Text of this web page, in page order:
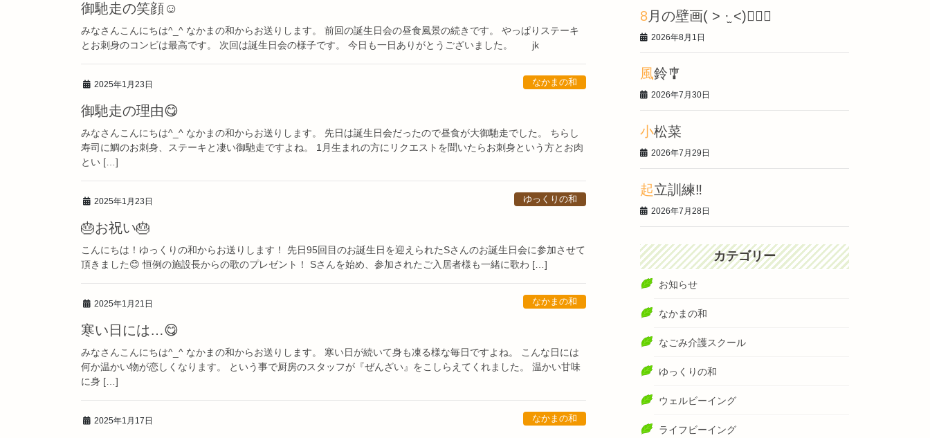
御馳走の笑顔☺️
みなさんこんにちは^_^ なかまの和からお送りします。 前回の誕生日会の昼食風景の続きです。 やっぱりステーキ
とお刺身のコンビは最高です。 次回は誕生日会の様子です。 今日も一日ありがとうございました。 jk
2025年1月23日 なかまの和
御馳走の理由😋
みなさんこんにちは^_^ なかまの和からお送りします。 先日は誕生日会だったので昼食が大御馳走でした。 ちらし
寿司に鯛のお刺身、ステーキと凄い御馳走ですよね。 1月生まれの方にリクエストを聞いたらお刺身という方とお肉
とい […]
2025年1月23日 ゆっくりの和
🎂お祝い🎂
こんにちは！ゆっくりの和からお送りします！ 先日95回目のお誕生日を迎えられたSさんのお誕生日会に参加させて
頂きました😊 恒例の施設長からの歌のプレゼント！ Sさんを始め、参加されたご入居者様も一緒に歌わ […]
2025年1月21日 なかまの和
寒い日には…😋
みなさんこんにちは^_^ なかまの和からお送りします。 寒い日が続いて身も凍る様な毎日ですよね。 こんな日には
何か温かい物が恋しくなります。 という事で厨房のスタッフが『ぜんざい』をこしらえてくれました。 温かい甘味
に身 […]
2025年1月17日 なかまの和
8月の壁画‎( > ·̫ <)👍🏻🌟
2026年8月1日
風鈴🎐
2026年7月30日
小松菜
2026年7月29日
起立訓練‼️
2026年7月28日
カテゴリー
お知らせ
なかまの和
なごみ介護スクール
ゆっくりの和
ウェルビーイング
ライフビーイング